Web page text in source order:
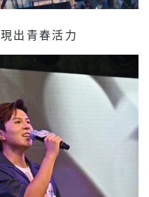
出青春活力